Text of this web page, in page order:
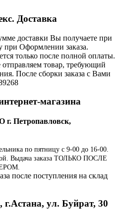
Доставка
доставки Вы получаете при
при Оформлении заказа.
только после полной оплаты.
товар, требующий
После сборки заказа с Вами
магазина
г. Петропавловск,
по пятницу с 9-00 до 16-00.
Выдача заказа ТОЛЬКО ПОСЛЕ
после поступления на склад
г.Астана, ул. Буйрат, 30